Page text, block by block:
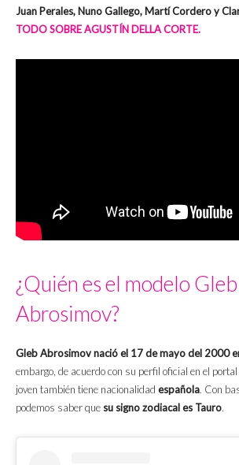
Juan Perales, Nuno Gallego, Martí Cordero y
TODO SOBRE AGUSTÍN DELLA CORTE.
¿Quién es el modelo Gleb
Abrosimov?
Gleb Abrosimov nació el 17 de mayo del 2000
embargo, de acuerdo con su perfil oficial en el
joven también tiene nacionalidad española. Con
podemos saber que su signo zodiacal es Tauro.